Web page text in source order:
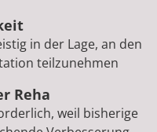
in der Lage, an den
teilzunehmen
Reha
weil bisherige